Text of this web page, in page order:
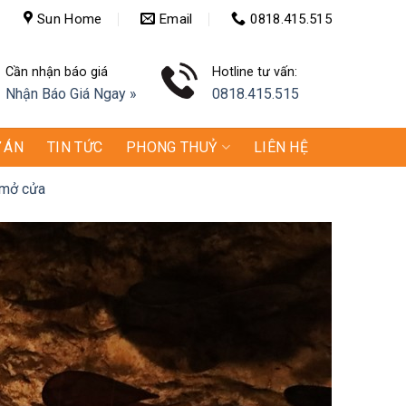
Sun Home Email 0818.415.515
Cần nhận báo giá
Nhận Báo Giá Ngay »
Hotline tư vấn:
0818.415.515
ÁN TIN TỨC PHONG THUỶ LIÊN HỆ
cửa